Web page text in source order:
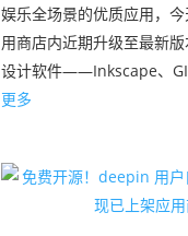
娱乐全场景的优质应用，
用商店内近期升级至最新
设计软件——Inkscape、
更多